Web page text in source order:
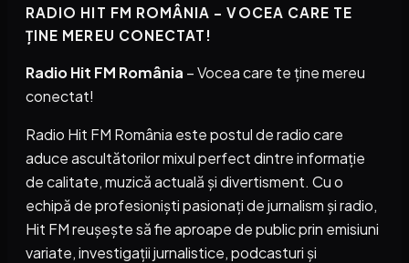
RADIO HIT FM ROMÂNIA – VOCEA CARE TE
ȚINE MEREU CONECTAT!
Radio Hit FM România – Vocea care te ține mereu
conectat!
Radio Hit FM România este postul de radio care
aduce ascultătorilor mixul perfect dintre informație
de calitate, muzică actuală și divertisment. Cu o
echipă de profesioniști pasionați de jurnalism și radio,
Hit FM reușește să fie aproape de public prin emisiuni
variate, investigații jurnalistice, podcasturi și